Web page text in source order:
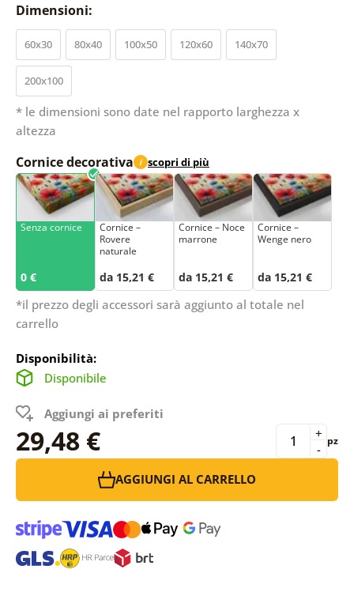
Dimensioni:
60x30 80x40 100x50 120x60 140x70
200x100
* le dimensioni sono date nel rapporto larghezza x
altezza
Cornice decorativa i scopri di più
Senza cornice
0 €
Cornice –
Rovere
naturale
da 15,21 €
Cornice – Noce
marrone
da 15,21 €
Cornice –
Wenge nero
da 15,21 €
*il prezzo degli accessori sarà aggiunto al totale nel
carrello
Disponibilità:
Disponibile
Aggiungi ai preferiti
29,48 € -
+ pz
AGGIUNGI AL CARRELLO